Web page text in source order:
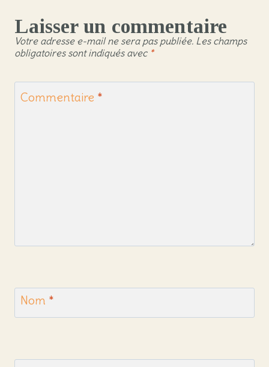
Laisser un commentaire
Votre adresse e-mail ne sera pas publiée. Les champs
obligatoires sont indiqués avec *
Commentaire *
Nom *